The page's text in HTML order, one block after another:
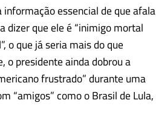
essencial de que afala
dizer que ele é “inimigo mortal
o que já seria mais do que
o presidente ainda dobrou a
frustrado” durante uma
“amigos” como o Brasil de Lula,